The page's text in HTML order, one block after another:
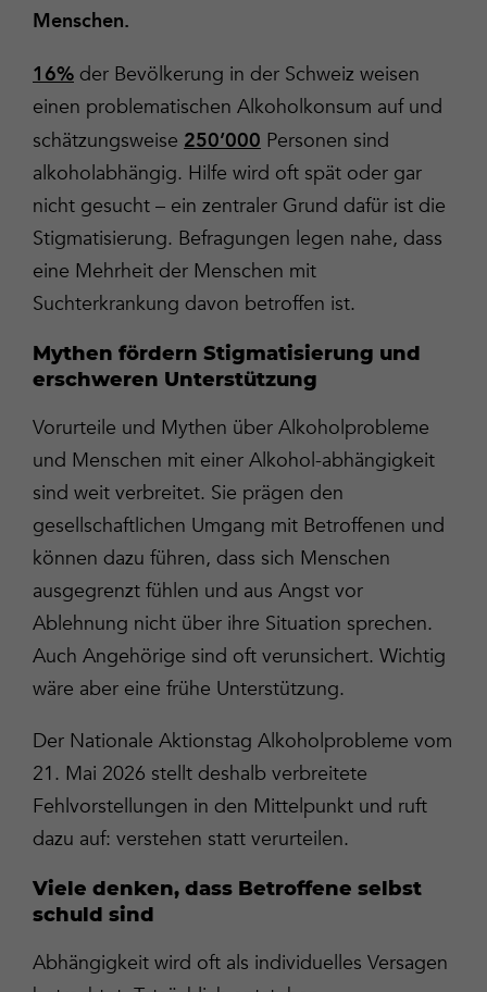
Menschen.
16% der Bevölkerung in der Schweiz weisen
einen problematischen Alkoholkonsum auf und
schätzungsweise 250’000 Personen sind
alkoholabhängig. Hilfe wird oft spät oder gar
nicht gesucht – ein zentraler Grund dafür ist die
Stigmatisierung. Befragungen legen nahe, dass
eine Mehrheit der Menschen mit
Suchterkrankung davon betroffen ist.
Mythen fördern Stigmatisierung und
erschweren Unterstützung
Vorurteile und Mythen über Alkoholprobleme
und Menschen mit einer Alkohol-abhängigkeit
sind weit verbreitet. Sie prägen den
gesellschaftlichen Umgang mit Betroffenen und
können dazu führen, dass sich Menschen
ausgegrenzt fühlen und aus Angst vor
Ablehnung nicht über ihre Situation sprechen.
Auch Angehörige sind oft verunsichert. Wichtig
wäre aber eine frühe Unterstützung.
Der Nationale Aktionstag Alkoholprobleme vom
21. Mai 2026 stellt deshalb verbreitete
Fehlvorstellungen in den Mittelpunkt und ruft
dazu auf: verstehen statt verurteilen.
Viele denken, dass Betroffene selbst
schuld sind
Abhängigkeit wird oft als individuelles Versagen